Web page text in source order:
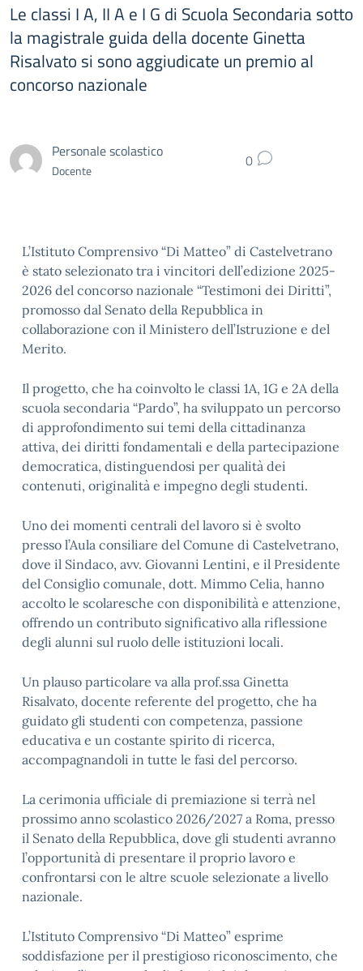
Le classi I A, II A e I G di Scuola Secondaria sotto
la magistrale guida della docente Ginetta
Risalvato si sono aggiudicate un premio al
concorso nazionale
Personale scolastico
Docente 0
L’Istituto Comprensivo “Di Matteo” di Castelvetrano
è stato selezionato tra i vincitori dell’edizione 2025-
2026 del concorso nazionale “Testimoni dei Diritti”,
promosso dal Senato della Repubblica in
collaborazione con il Ministero dell’Istruzione e del
Merito.
Il progetto, che ha coinvolto le classi 1A, 1G e 2A della
scuola secondaria “Pardo”, ha sviluppato un percorso
di approfondimento sui temi della cittadinanza
attiva, dei diritti fondamentali e della partecipazione
democratica, distinguendosi per qualità dei
contenuti, originalità e impegno degli studenti.
Uno dei momenti centrali del lavoro si è svolto
presso l’Aula consiliare del Comune di Castelvetrano,
dove il Sindaco, avv. Giovanni Lentini, e il Presidente
del Consiglio comunale, dott. Mimmo Celia, hanno
accolto le scolaresche con disponibilità e attenzione,
offrendo un contributo significativo alla riflessione
degli alunni sul ruolo delle istituzioni locali.
Un plauso particolare va alla prof.ssa Ginetta
Risalvato, docente referente del progetto, che ha
guidato gli studenti con competenza, passione
educativa e un costante spirito di ricerca,
accompagnandoli in tutte le fasi del percorso.
La cerimonia ufficiale di premiazione si terrà nel
prossimo anno scolastico 2026/2027 a Roma, presso
il Senato della Repubblica, dove gli studenti avranno
l’opportunità di presentare il proprio lavoro e
confrontarsi con le altre scuole selezionate a livello
nazionale.
L’Istituto Comprensivo “Di Matteo” esprime
soddisfazione per il prestigioso riconoscimento, che